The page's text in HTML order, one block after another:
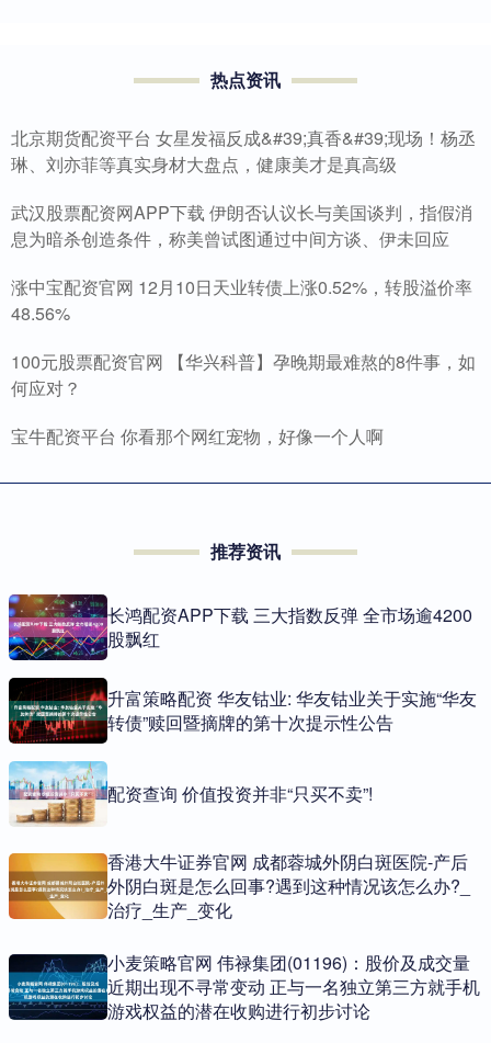
热点资讯
北京期货配资平台 女星发福反成&#39;真香&#39;现场！杨丞
琳、刘亦菲等真实身材大盘点，健康美才是真高级
武汉股票配资网APP下载 伊朗否认议长与美国谈判，指假消
息为暗杀创造条件，称美曾试图通过中间方谈、伊未回应
涨中宝配资官网 12月10日天业转债上涨0.52%，转股溢价率
48.56%
100元股票配资官网 【华兴科普】孕晚期最难熬的8件事，如
何应对？
宝牛配资平台 你看那个网红宠物，好像一个人啊
推荐资讯
长鸿配资APP下载 三大指数反弹 全市场逾4200
股飘红
升富策略配资 华友钴业: 华友钴业关于实施“华友
转债”赎回暨摘牌的第十次提示性公告
配资查询 价值投资并非“只买不卖”!
香港大牛证券官网 成都蓉城外阴白斑医院-产后
外阴白斑是怎么回事?遇到这种情况该怎么办?_
治疗_生产_变化
小麦策略官网 伟禄集团(01196)：股价及成交量
近期出现不寻常变动 正与一名独立第三方就手机
游戏权益的潜在收购进行初步讨论